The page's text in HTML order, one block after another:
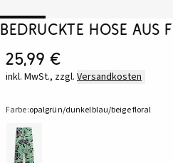
bedruckte Hose aus
25,99 €
inkl. MwSt., zzgl. Versandkosten
Farbe:opalgrün/dunkelblau/beige floral